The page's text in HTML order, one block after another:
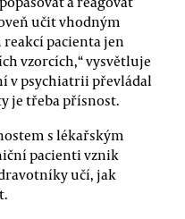
učit vhodným
pacienta jen
vzorcích,“ vysvětluje
v psychiatrii převládal
je třeba přísnost.
s lékařským
pacienti vznik
učí, jak